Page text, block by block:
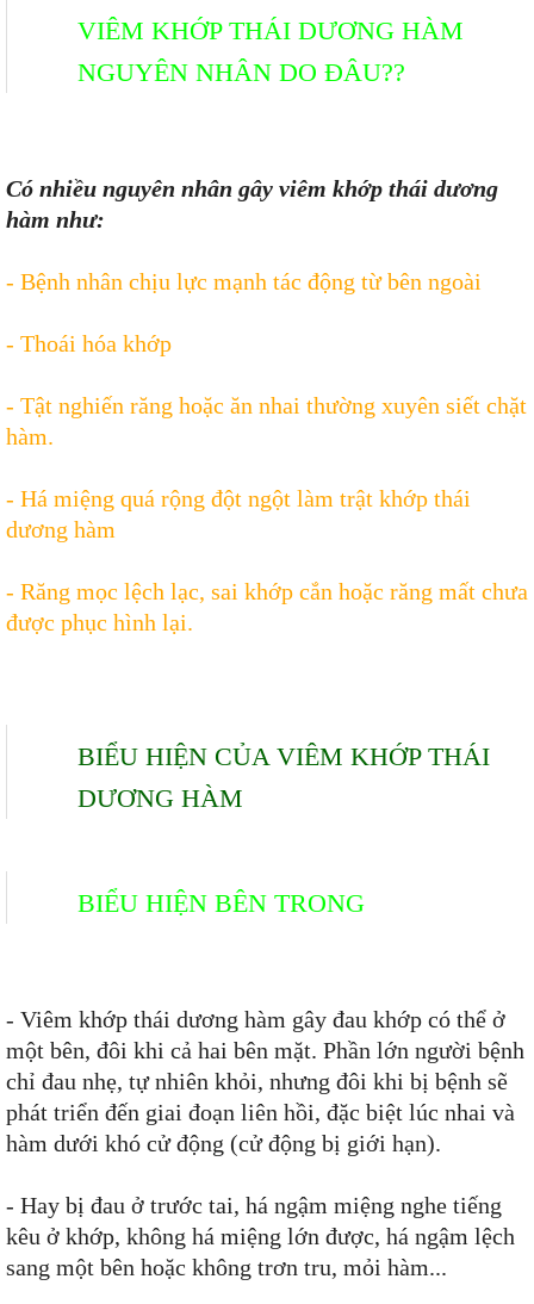
VIÊM KHỚP THÁI DƯƠNG HÀM
NGUYÊN NHÂN DO ĐÂU??
Có nhiều nguyên nhân gây viêm khớp thái dương
hàm như:
- Bệnh nhân chịu lực mạnh tác động từ bên ngoài
- Thoái hóa khớp
- Tật nghiến răng hoặc ăn nhai thường xuyên siết chặt
hàm.
- Há miệng quá rộng đột ngột làm trật khớp thái
dương hàm
- Răng mọc lệch lạc, sai khớp cắn hoặc răng mất chưa
được phục hình lại.
BIỂU HIỆN CỦA VIÊM KHỚP THÁI
DƯƠNG HÀM
BIỂU HIỆN BÊN TRONG
- Viêm khớp thái dương hàm gây đau khớp có thể ở
một bên, đôi khi cả hai bên mặt. Phần lớn người bệnh
chỉ đau nhẹ, tự nhiên khỏi, nhưng đôi khi bị bệnh sẽ
phát triển đến giai đoạn liên hồi, đặc biệt lúc nhai và
hàm dưới khó cử động (cử động bị giới hạn).
- Hay bị đau ở trước tai, há ngậm miệng nghe tiếng
kêu ở khớp, không há miệng lớn được, há ngậm lệch
sang một bên hoặc không trơn tru, mỏi hàm...